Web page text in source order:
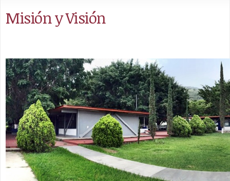
Misión y Visión